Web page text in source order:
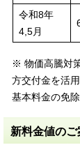
令和8年
4,5月
※ 物価高騰対
方交付金を活
基本料金の免
新料金値のご